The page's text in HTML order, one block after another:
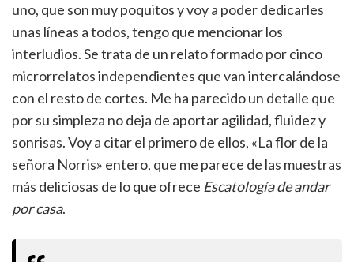
uno, que son muy poquitos y voy a poder dedicarles
unas líneas a todos, tengo que mencionar los
interludios. Se trata de un relato formado por cinco
microrrelatos independientes que van intercalándose
con el resto de cortes. Me ha parecido un detalle que
por su simpleza no deja de aportar agilidad, fluidez y
sonrisas. Voy a citar el primero de ellos, «La flor de la
señora Norris» entero, que me parece de las muestras
más deliciosas de lo que ofrece Escatología de andar
por casa.